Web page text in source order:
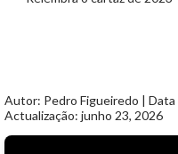
Autor: Pedro Figueiredo | Data
Actualização: junho 23, 2026